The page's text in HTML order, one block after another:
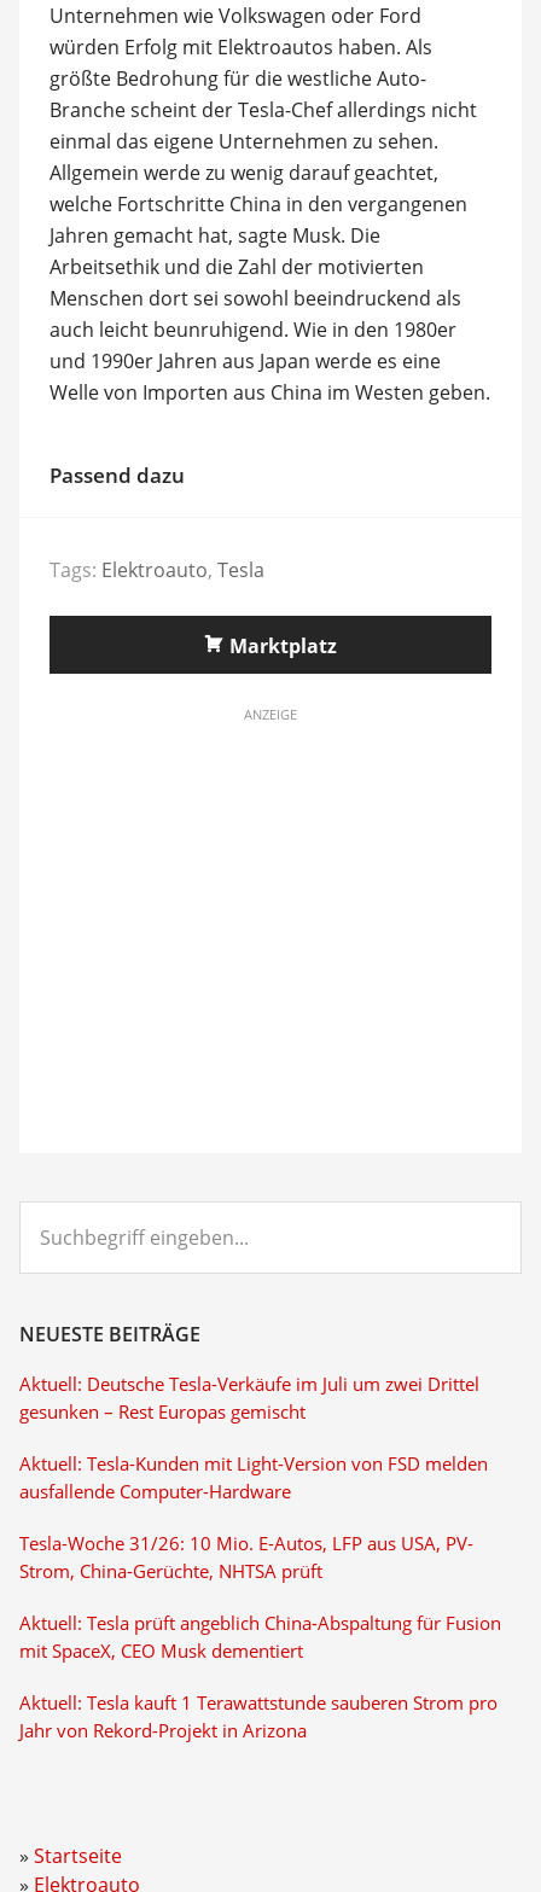
Unternehmen wie Volkswagen oder Ford
würden Erfolg mit Elektroautos haben. Als
größte Bedrohung für die westliche Auto-
Branche scheint der Tesla-Chef allerdings nicht
einmal das eigene Unternehmen zu sehen.
Allgemein werde zu wenig darauf geachtet,
welche Fortschritte China in den vergangenen
Jahren gemacht hat, sagte Musk. Die
Arbeitsethik und die Zahl der motivierten
Menschen dort sei sowohl beeindruckend als
auch leicht beunruhigend. Wie in den 1980er
und 1990er Jahren aus Japan werde es eine
Welle von Importen aus China im Westen geben.
Passend dazu
Tags: Elektroauto, Tesla
Marktplatz
ANZEIGE
eingeben...
NEUESTE BEITRÄGE
Aktuell: Deutsche Tesla-Verkäufe im Juli um zwei Drittel
gesunken – Rest Europas gemischt
Aktuell: Tesla-Kunden mit Light-Version von FSD melden
ausfallende Computer-Hardware
Tesla-Woche 31/26: 10 Mio. E-Autos, LFP aus USA, PV-
Strom, China-Gerüchte, NHTSA prüft
Aktuell: Tesla prüft angeblich China-Abspaltung für Fusion
mit SpaceX, CEO Musk dementiert
Aktuell: Tesla kauft 1 Terawattstunde sauberen Strom pro
Jahr von Rekord-Projekt in Arizona
Startseite
Elektroauto